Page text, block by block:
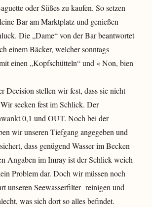
oder Süßes zu kaufen. So setzen
Bar am Marktplatz und genießen
Die „Dame“ von der Bar beantwortet
einem Bäcker, welcher sonntags
einen „Kopfschütteln“ und « Non, bien
Decision stellen wir fest, dass sie nicht
secken fest im Schlick. Der
0,1 und OUT. Noch bei der
wir unseren Tiefgang angegeben und
dass genügend Wasser im Becken
Angaben im Imray ist der Schlick weich
Problem dar. Doch wir müssen noch
unseren Seewasserfilter reinigen und
was sich dort so alles befindet.